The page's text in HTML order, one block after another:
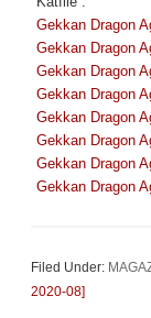
Gekkan Dragon
Gekkan Dragon
Gekkan Dragon
Gekkan Dragon
Gekkan Dragon
Gekkan Dragon
Gekkan Dragon
Gekkan Dragon
Filed Under:
2020-08]